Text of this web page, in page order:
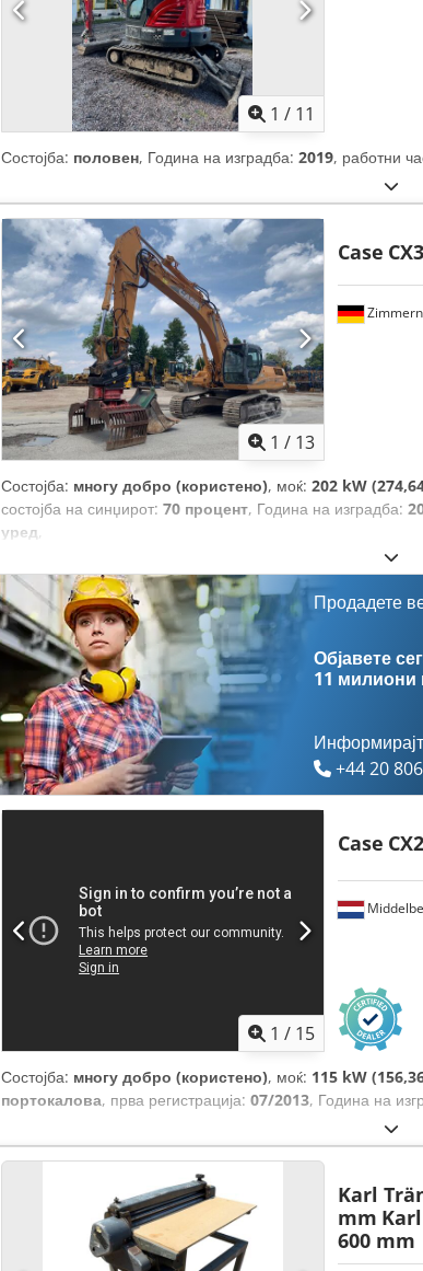
1 / 11
Состојба: половен, Година на изградба: 2019, работни
1 / 13
Zimmern
Case
Состојба: многу добро (користено), моќ: 202 kW
состојба на синџирот: 70 процент, Година на изградба:
уред,
Продадете
Објавете
11 милиони
+44 20
1 / 15
Case
Состојба: многу добро (користено), моќ: 115 kW
портокалова, прва регистрација: 07/2013, Година на
Karl
mm
600 mm